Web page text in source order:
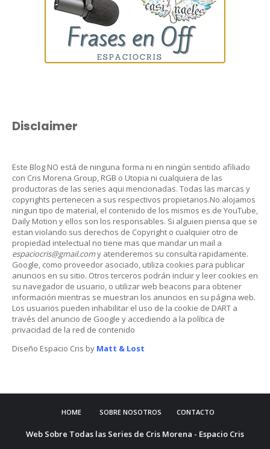
Disclaimer
Este Blog NO está de ninguna forma ni en ningún sentido afiliado
con Cris Morena Group, RGB o Utopia ni cualquiera de las
productoras de las series aqui mencionadas. Todas las marcas y
copyrights pertenecen a sus respectivos propietarios.No alojamos
ningun tipo de material, el contenido de los mismos es de YouTube,
Daily Motion y ellos son los responsables. Si alguien piensa que se
estan violando sus derechos de Copyright o cualquier otro de
propiedad intelectual no tiene mas que mandar un mail a
espaciocris@gmail.comy atenderemos su consulta rapidamente.
Google, como proveedor asociado, utiliza cookies para publicar
anuncios en su sitio. Otros terceros podrán incluir y leer cookies en
su navegador de usuario, o utilizar web beacons para obtener
información mientras se muestran los anuncios en su página web.
Los usuarios pueden inhabilitar el uso de la cookie de DART a
través del anuncio de Google y accediendo a la política de
privacidad de la red de contenido
Diseño Espacio Cris by Matt & Lost
HOME SOBRE NOSOTROS CONTACTO
Web Sobre Todas las Series de Cris Morena - Espacio Cris